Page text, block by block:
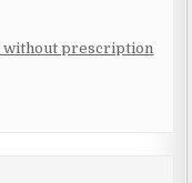
without prescription